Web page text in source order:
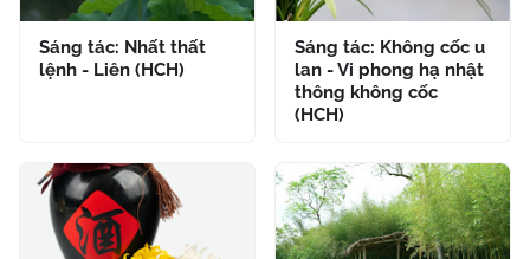
Sáng tác: Nhất thất
lệnh - Liên (HCH)
Sáng tác: Không cốc u
lan - Vi phong hạ nhật
thông không cốc
(HCH)